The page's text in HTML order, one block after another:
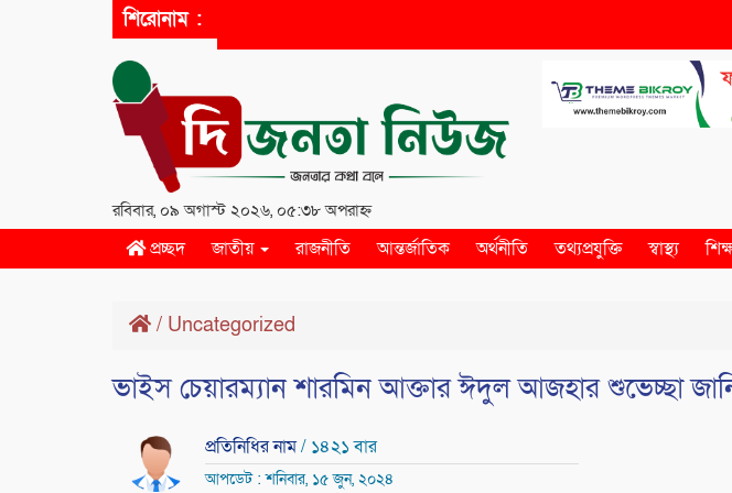
শিরোনাম :
রবিবার, ০৯ অগাস্ট ২০২৬, ০৫:৩৮ অপরাহ্ন
প্রচ্ছদ জাতীয় রাজনীতি আন্তর্জাতিক অর্থনীতি তথ্যপ্রযুক্তি স্বাস্থ্য
/ Uncategorized
ভাইস চেয়ারম্যান শারমিন আক্তার ঈদুল আজহার শুভেচ্ছা
প্রতিনিধির নাম/ ১৪২১ বার
আপডেট : শনিবার, ১৫ জুন, ২০২৪